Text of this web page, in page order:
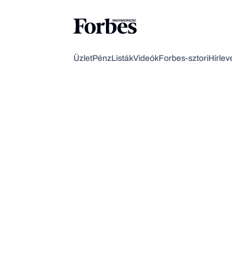
ÜzletPénzListákVideókForbes-sztori